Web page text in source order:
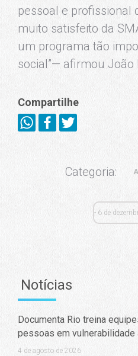
pessoal e profissional
muito satisfeito da
um programa tão
social”— afirmou João
Compartilhe
Categoria:
6 de
Notícias
Documenta Rio treina
pessoas em vulnerabilidade
4 de agosto de 2026